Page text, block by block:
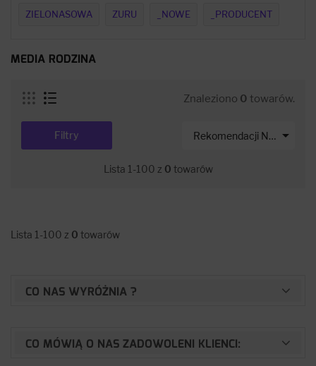
ZIELONASOWA ZURU _NOWE _PRODUCENT
MEDIA RODZINA
Znaleziono 0 towarów.
Rekomendacji Net-s 
Filtry
Lista 1-100 z 0 towarów
Lista 1-100 z 0 towarów
CO NAS WYRÓŻNIA ?
CO MÓWIĄ O NAS ZADOWOLENI KLIENCI: